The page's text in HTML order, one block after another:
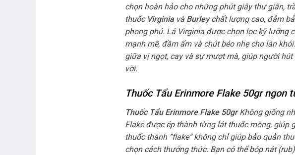
chọn hoàn hảo cho những phút giây thư giãn,
thuốc Virginiavà Burleychất lượng cao, đảm
phong phú. Lá Virginia được chọn lọc kỹ lưỡng
mạnh mẽ, đầm ấm và chút béo nhẹ cho làn
giữa vị ngọt, cay và sự mượt mà, giúp người
vời.
Thuốc Tẩu Erinmore Flake 50gr ngon
Thuốc Tẩu Erinmore Flake 50grKhông giống
Flake được ép thành từng lát thuốc mỏng, giúp
thuốc thành “flake” không chỉ giúp bảo quản
chọn cách thưởng thức. Bạn có thể bóp nát